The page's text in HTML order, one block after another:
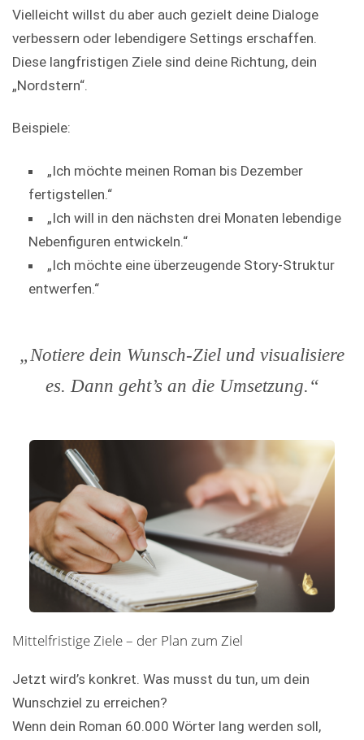
Vielleicht willst du aber auch gezielt deine Dialoge
verbessern oder lebendigere Settings erschaffen.
Diese langfristigen Ziele sind deine Richtung, dein
„Nordstern“.
Beispiele:
„Ich möchte meinen Roman bis Dezember
fertigstellen.“
„Ich will in den nächsten drei Monaten lebendige
Nebenfiguren entwickeln.“
„Ich möchte eine überzeugende Story-Struktur
entwerfen.“
„Notiere dein Wunsch-Ziel und visualisiere
es. Dann geht’s an die Umsetzung.“
Mittelfristige Ziele – der Plan zum Ziel
Jetzt wird’s konkret. Was musst du tun, um dein
Wunschziel zu erreichen?
Wenn dein Roman 60.000 Wörter lang werden soll,